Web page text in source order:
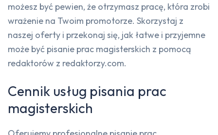
możesz być pewien, że otrzymasz pracę, która zrobi
wrażenie na Twoim promotorze. Skorzystaj z
naszej oferty i przekonaj się, jak łatwe i przyjemne
może być pisanie prac magisterskich z pomocą
redaktorów z redaktorzy.com.
Cennik usług pisania prac
magisterskich